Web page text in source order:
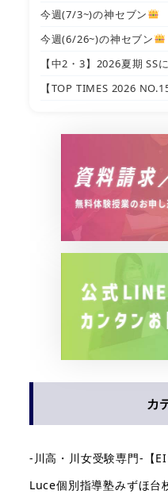
今週(7/3~)の神セブン
今週(6/26~)の神セブン
【中2・3】2026夏期 SS
【TOP TIMES 2026
カ
-川高・川女受験専門-【
Luce個別指導塾みずほ台